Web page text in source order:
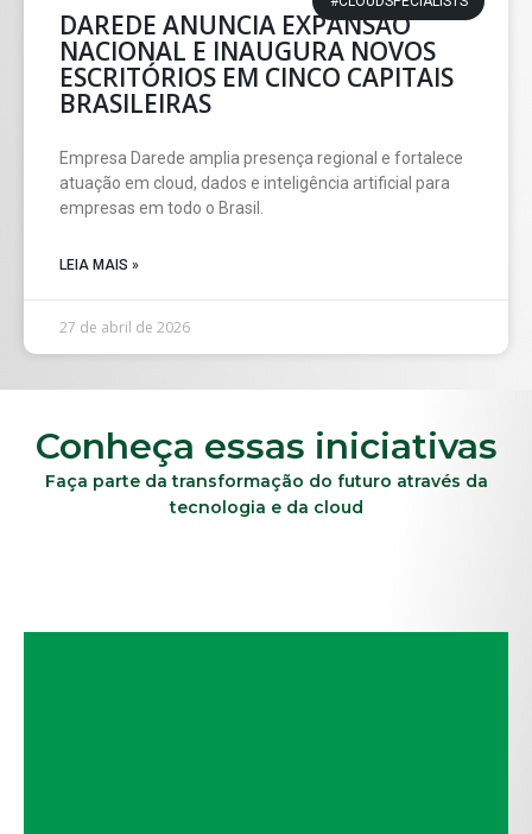
DAREDE ANUNCIA EXPANSÃO
NACIONAL E INAUGURA NOVOS
ESCRITÓRIOS EM CINCO CAPITAIS
BRASILEIRAS
Empresa Darede amplia presença regional e fortalece
atuação em cloud, dados e inteligência artificial para
empresas em todo o Brasil.
LEIA MAIS »
27 de abril de 2026
Conheça essas iniciativas
Faça parte da transformação do futuro através da
tecnologia e da cloud